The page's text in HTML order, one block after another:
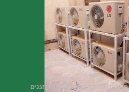
מזגנים | מתקין מזגנים | תיקון מזגנים